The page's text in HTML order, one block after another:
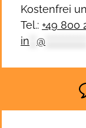
Kostenfrei
Tel.: +49 800
in
@